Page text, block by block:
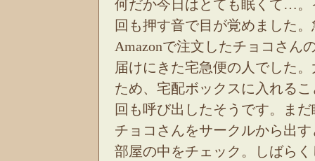
何だか今日はとても眠くて…。
回も押す音で目が覚めました
Amazonで注文したチョコさん
届けにきた宅急便の人でした
ため、宅配ボックスに入れる
回も呼び出したそうです。ま
チョコさんをサークルから出
部屋の中をチェック。しばら